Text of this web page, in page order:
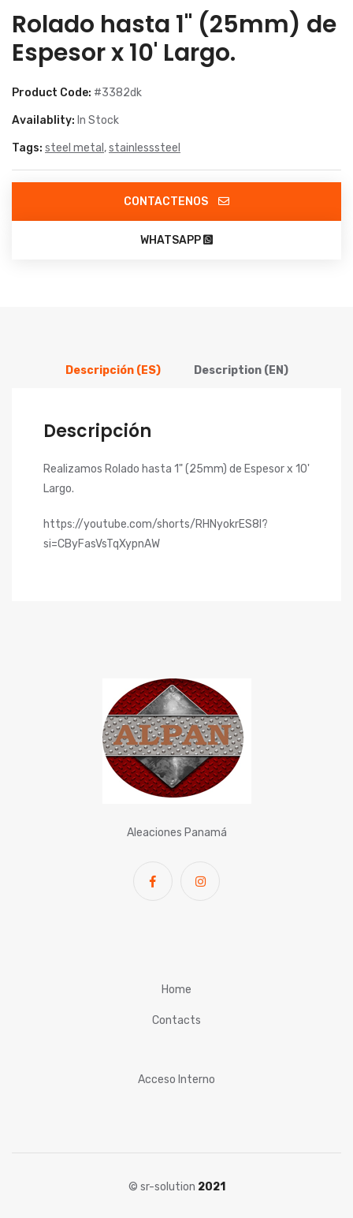
Rolado hasta 1" (25mm) de
Espesor x 10' Largo.
Product Code: #3382dk
Availablity: In Stock
Tags: steel metal ,stainlesssteel
CONTACTENOS
WHATSAPP
Descripción (ES) Description (EN)
Descripción
Realizamos Rolado hasta 1" (25mm) de Espesor x 10'
Largo.
https://youtube.com/shorts/RHNyokrES8I?
si=CByFasVsTqXypnAW
Aleaciones Panamá
Home
Contacts
Acceso Interno
© sr-solution 2021